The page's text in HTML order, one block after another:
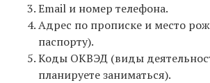
Email и номер телефона.
Адрес по прописке и место
паспорту).
Коды ОКВЭД (виды
планируете заниматься).